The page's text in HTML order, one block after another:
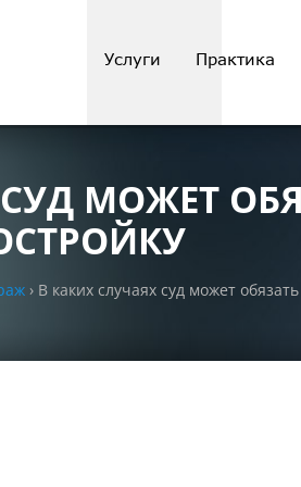
Услуги Практика
МОЖЕТ
› В каких случаях суд может